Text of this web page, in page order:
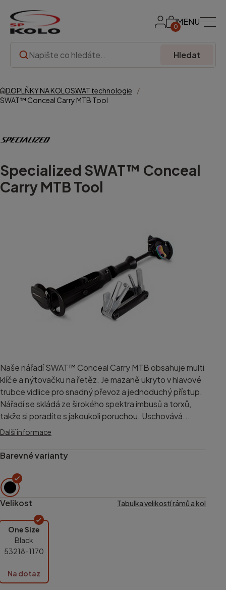
0MENU
Hledat
DOPLŇKY NA KOLOSWAT technologie
SWAT™ Conceal Carry MTB Tool
Specialized SWAT™ Conceal
Carry MTB Tool
Naše nářadí SWAT™ Conceal Carry MTB obsahuje multi
klíče a nýtovačku na řetěz. Je mazaně ukryto v hlavové
trubce vidlice pro snadný převoz a jednoduchý přístup.
Nářadí se skládá ze širokého spektra imbusů a torxů,
takže si poradíte s jakoukoli poruchou. Uschovává...
Další informace
Barevné varianty
Velikost Tabulka velikostí rámů a kol
One Size
Black
53218-1170
Na dotaz